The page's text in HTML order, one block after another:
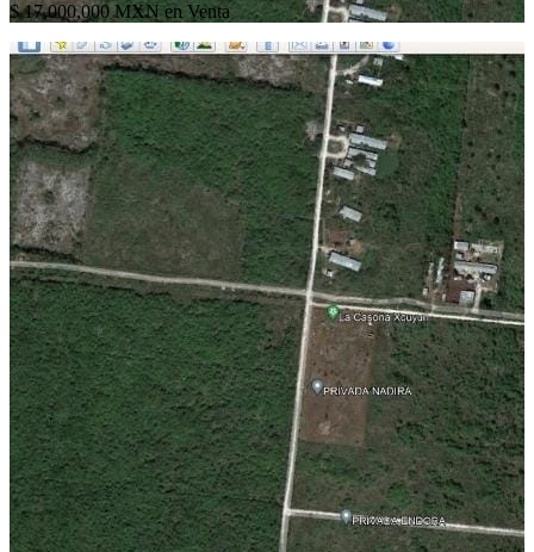
$ 17,000,000 MXN en Venta